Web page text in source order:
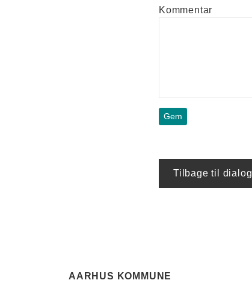
Kommentar
Tilbage til dialog
AARHUS KOMMUNE